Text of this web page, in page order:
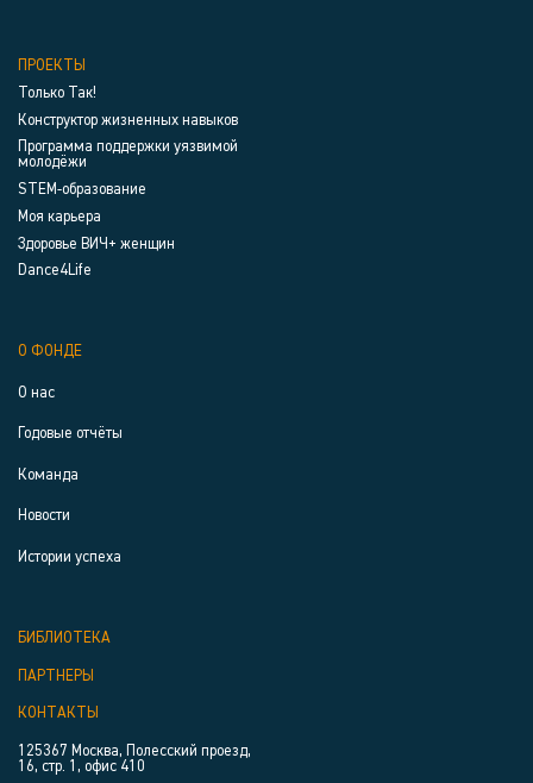
ПРОЕКТЫ
Только Так!
Конструктор жизненных навыков
Программа поддержки уязвимой
молодёжи
STEM-образование
Моя карьера
Здоровье ВИЧ+ женщин
Dance4Life
О ФОНДЕ
О нас
Годовые отчёты
Команда
Новости
Истории успеха
БИБЛИОТЕКА
ПАРТНЕРЫ
КОНТАКТЫ
125367 Москва, Полесский проезд,
16, стр. 1, офис 410